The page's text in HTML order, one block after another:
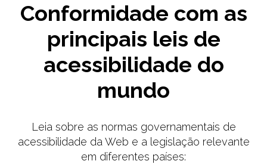
Conformidade com as
principais leis de
acessibilidade do
mundo
Leia sobre as normas governamentais de
acessibilidade da Web e a legislação relevante
em diferentes países: